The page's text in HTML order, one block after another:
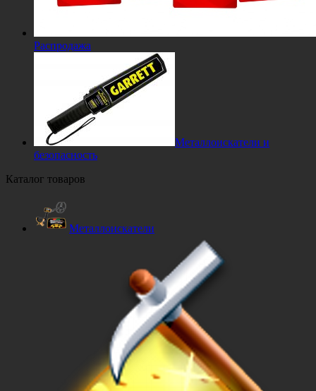
Распродажа
Металлоискатели и
безопасность
Каталог товаров
Металлоискатели